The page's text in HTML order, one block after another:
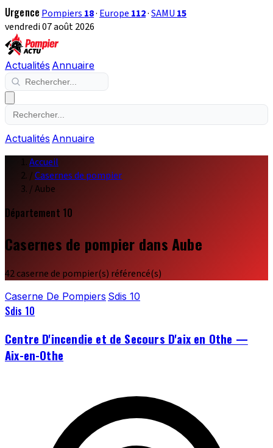
Urgence Pompiers 18· Europe 112·SAMU 15
vendredi 07 août 2026
Actualités Annuaire
Actualités Annuaire
Accueil
/Casernes de pompier
/Aube
Département 10
Casernes de pompier dans Aube
42 caserne de pompier(s) référencé(s)
Caserne De Pompiers Sdis 10
Sdis 10
Centre D'incendie et de Secours D'aix en Othe —
Aix-en-Othe